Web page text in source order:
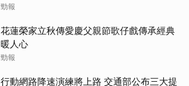
勁報
花蓮榮家立秋傳愛慶父親節歌仔戲傳承經典
暖人心
勁報
行動網路降速演練將上路 交通部公布三大提